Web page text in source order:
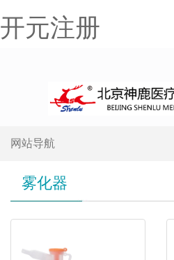
开元注册
网站导航
雾化器